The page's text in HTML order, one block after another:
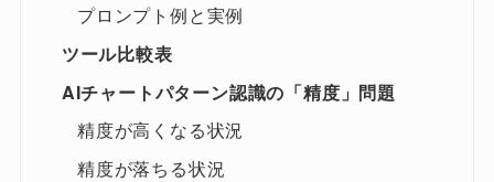
プロンプト例と実例
ツール比較表
AIチャートパターン認識の「精度」問題
精度が高くなる状況
精度が落ちる状況